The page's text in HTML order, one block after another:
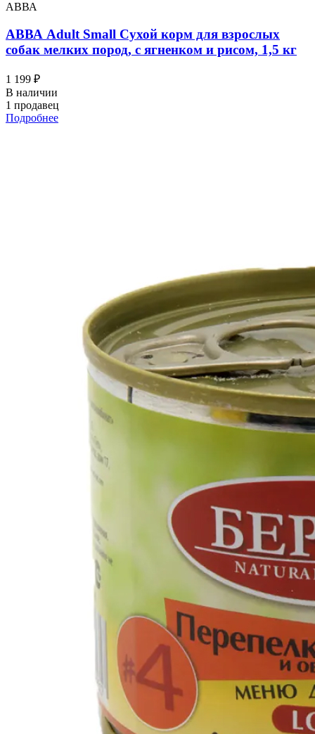
АВВА
АВВА Adult Small Сухой корм для взрослых
собак мелких пород, с ягненком и рисом, 1,5 кг
1 199 ₽
В наличии
1 продавец
Подробнее